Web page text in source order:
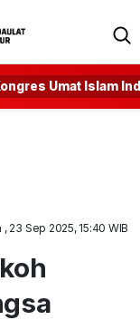
Umat Islam
, 23 Sep 2025, 15:40 WIB